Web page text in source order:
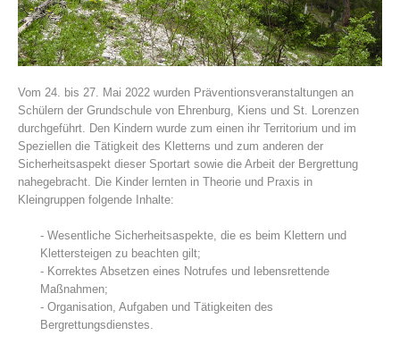
Vom 24. bis 27. Mai 2022 wurden Präventionsveranstaltungen an
Schülern der Grundschule von Ehrenburg, Kiens und St. Lorenzen
durchgeführt. Den Kindern wurde zum einen ihr Territorium und im
Speziellen die Tätigkeit des Kletterns und zum anderen der
Sicherheitsaspekt dieser Sportart sowie die Arbeit der Bergrettung
nahegebracht. Die Kinder lernten in Theorie und Praxis in
Kleingruppen folgende Inhalte:
- Wesentliche Sicherheitsaspekte, die es beim Klettern und
Klettersteigen zu beachten gilt;
- Korrektes Absetzen eines Notrufes und lebensrettende
Maßnahmen;
- Organisation, Aufgaben und Tätigkeiten des
Bergrettungsdienstes.